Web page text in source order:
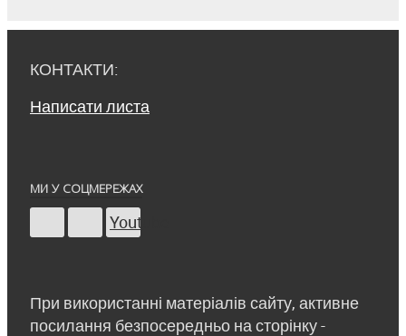
КОНТАКТИ:
Написати листа
МИ У СОЦМЕРЕЖАХ
Youtube
При використанні матеріалів сайту, активне
посилання безпосередньо на сторінку -